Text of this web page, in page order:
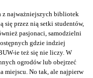
z najważniejszych bibliotek
przez nią setki studentów,
pasjonaci, samodzielni
gdzie indziej
ie też się nie liczy. W
ogrodów lub obejrzeć
miejscu. No tak, ale najpierw